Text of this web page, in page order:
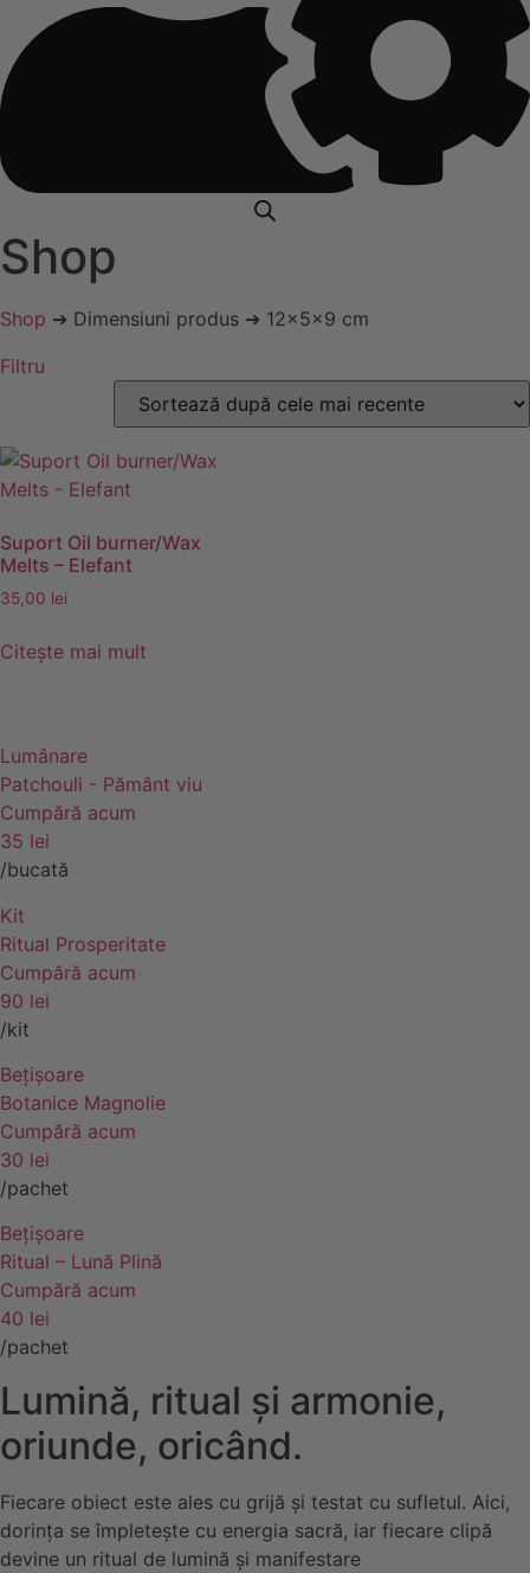
Shop
Shop ➔ Dimensiuni produs ➔ 12x5x9 cm
Filtru
Suport Oil burner/Wax
Melts – Elefant
35,00 lei
Citește mai mult
Lumânare
Patchouli - Pământ viu
Cumpără acum
35 lei
/bucată
Kit
Ritual Prosperitate
Cumpără acum
90 lei
/kit
Bețișoare
Botanice Magnolie
Cumpără acum
30 lei
/pachet
Bețișoare
Ritual – Lună Plină
Cumpără acum
40 lei
/pachet
Lumină, ritual și armonie,
oriunde, oricând.
Fiecare obiect este ales cu grijă și testat cu sufletul. Aici,
dorința se împletește cu energia sacră, iar fiecare clipă
devine un ritual de lumină și manifestare